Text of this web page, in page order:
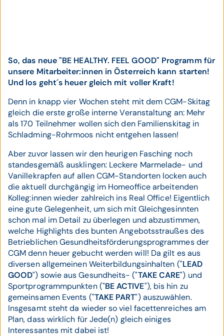
So, das neue "BE HEALTHY. FEEL GOOD" Programm für
unsere Mitarbeiter:innen in Österreich kann starten!
Und los geht´s heuer gleich mit voller Kraft!
Denn in knapp vier Wochen steht mit dem CGM-Skitag
gleich die erste große interne Veranstaltung an: Mehr
als 170 Teilnehmer wollen sich den Familienskitag in
Schladming-Rohrmoos nicht entgehen lassen!
Aber zuvor lassen wir den heurigen Fasching noch
standesgemäß ausklingen: Leckere Marmelade- und
Vanillekrapfen auf allen CGM-Standorten locken auch
die aktuell durchgängig im Homeoffice arbeitenden
Kolleg:innen wieder zahlreich ins Real Office! Eigentlich
eine gute Gelegenheit, um sich mit Gleichgesinnten
schon mal im Detail zu überlegen und abzustimmen,
welche Highlights des bunten Angebotsstraußes des
Betrieblichen Gesundheitsförderungsprogrammes der
CGM denn heuer gebucht werden will! Da gilt es aus
diversen allgemeinen Weiterbildungsinhalten ("LEAD
GOOD") sowie aus Gesundheits- ("TAKE CARE") und
Sportprogrammpunkten ("BE ACTIVE"), bis hin zu
gemeinsamen Events ("TAKE PART") auszuwählen.
Insgesamt steht da wieder so viel facettenreiches am
Plan, dass wirklich für Jede(n) gleich einiges
Interessantes mit dabei ist!